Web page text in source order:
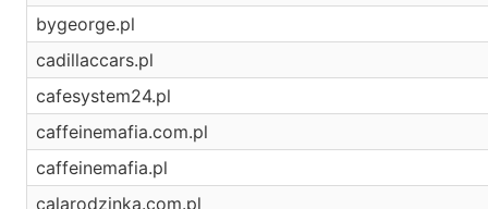
bygeorge.pl
cadillaccars.pl
cafesystem24.pl
caffeinemafia.com.pl
caffeinemafia.pl
calarodzinka.com.pl